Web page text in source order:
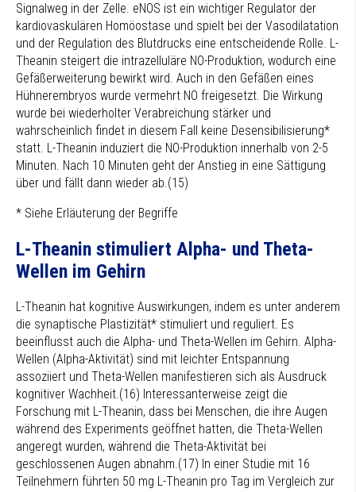
Signalweg in der Zelle. eNOS ist ein wichtiger Regulator der
kardiovaskulären Homöostase und spielt bei der Vasodilatation
und der Regulation des Blutdrucks eine entscheidende Rolle. L-
Theanin steigert die intrazelluläre NO-Produktion, wodurch eine
Gefäßerweiterung bewirkt wird. Auch in den Gefäßen eines
Hühnerembryos wurde vermehrt NO freigesetzt. Die Wirkung
wurde bei wiederholter Verabreichung stärker und
wahrscheinlich findet in diesem Fall keine Desensibilisierung*
statt. L-Theanin induziert die NO-Produktion innerhalb von 2-5
Minuten. Nach 10 Minuten geht der Anstieg in eine Sättigung
über und fällt dann wieder ab.(15)
* Siehe Erläuterung der Begriffe
L-Theanin stimuliert Alpha- und Theta-
Wellen im Gehirn
L-Theanin hat kognitive Auswirkungen, indem es unter anderem
die synaptische Plastizität* stimuliert und reguliert. Es
beeinflusst auch die Alpha- und Theta-Wellen im Gehirn. Alpha-
Wellen (Alpha-Aktivität) sind mit leichter Entspannung
assoziiert und Theta-Wellen manifestieren sich als Ausdruck
kognitiver Wachheit.(16) Interessanterweise zeigt die
Forschung mit L-Theanin, dass bei Menschen, die ihre Augen
während des Experiments geöffnet hatten, die Theta-Wellen
angeregt wurden, während die Theta-Aktivität bei
geschlossenen Augen abnahm.(17) In einer Studie mit 16
Teilnehmern führten 50 mg L-Theanin pro Tag im Vergleich zur